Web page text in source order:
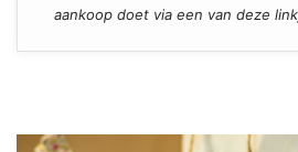
aankoop doet via een van deze